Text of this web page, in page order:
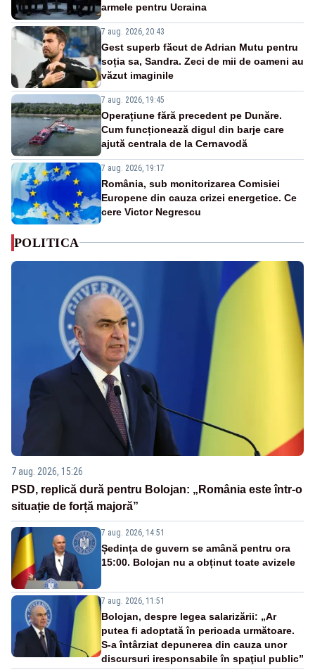
armele pentru Ucraina
7 aug. 2026, 20:43
Gest superb făcut de Adrian Mutu pentru
soția sa, Sandra. Zeci de mii de oameni au
văzut imaginile
7 aug. 2026, 19:45
Operațiune fără precedent pe Dunăre.
Cum funcționează digul din barje care
ajută centrala de la Cernavodă
7 aug. 2026, 19:17
România, sub monitorizarea Comisiei
Europene din cauza crizei energetice. Ce
cere Victor Negrescu
POLITICA
7 aug. 2026, 15:26
PSD, replică dură pentru Bolojan: „România este într-o
situație de forță majoră”
7 aug. 2026, 14:51
Ședința de guvern se amână pentru ora
15:00. Bolojan nu a obținut toate avizele
7 aug. 2026, 11:51
Bolojan, despre legea salarizării: „Ar
putea fi adoptată în perioada următoare.
S-a întârziat depunerea din cauza unor
discursuri iresponsabile în spaţiul public”